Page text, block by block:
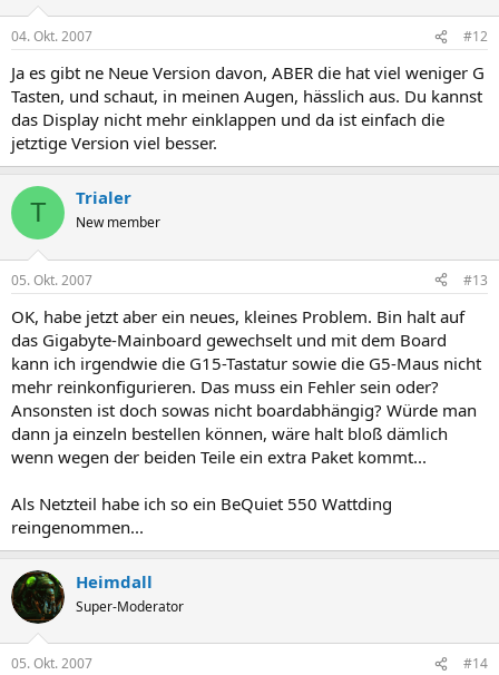
04. Okt. 2007 #12
Ja es gibt ne Neue Version davon, ABER die hat viel weniger G
Tasten, und schaut, in meinen Augen, hässlich aus. Du kannst
das Display nicht mehr einklappen und da ist einfach die
jetztige Version viel besser.
T Trialer
New member
05. Okt. 2007 #13
OK, habe jetzt aber ein neues, kleines Problem. Bin halt auf
das Gigabyte-Mainboard gewechselt und mit dem Board
kann ich irgendwie die G15-Tastatur sowie die G5-Maus nicht
mehr reinkonfigurieren. Das muss ein Fehler sein oder?
Ansonsten ist doch sowas nicht boardabhängig? Würde man
dann ja einzeln bestellen können, wäre halt bloß dämlich
wenn wegen der beiden Teile ein extra Paket kommt...
Als Netzteil habe ich so ein BeQuiet 550 Wattding
reingenommen...
Heimdall
Super-Moderator
05. Okt. 2007 #14